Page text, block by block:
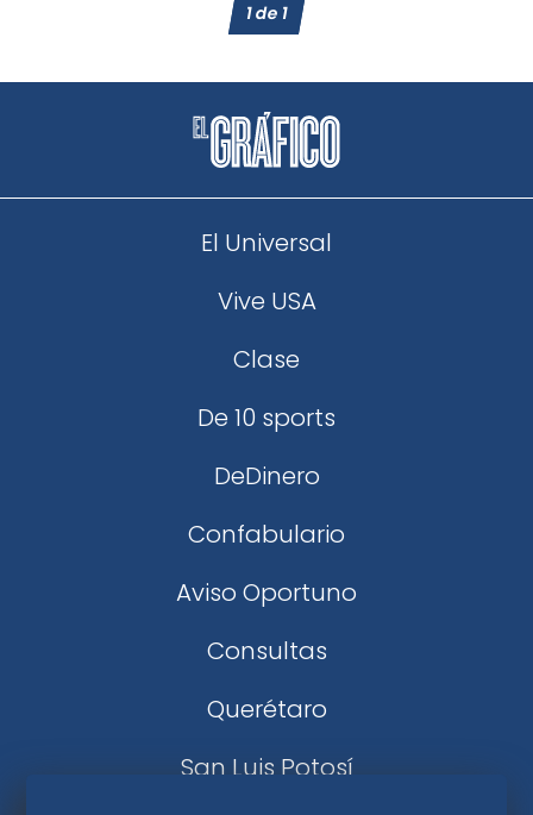
1de1
El Universal
Vive USA
Clase
De 10 sports
DeDinero
Confabulario
Aviso Oportuno
Consultas
Querétaro
San Luis Potosí